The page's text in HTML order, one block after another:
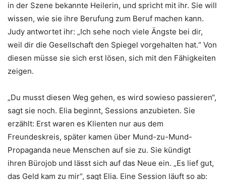
in der Szene bekannte Heilerin, und spricht mit ihr. Sie will
wissen, wie sie ihre Berufung zum Beruf machen kann.
Judy antwortet ihr: „Ich sehe noch viele Ängste bei dir,
weil dir die Gesellschaft den Spiegel vorgehalten hat.“ Von
diesen müsse sie sich erst lösen, sich mit den Fähigkeiten
zeigen.
„Du musst diesen Weg gehen, es wird sowieso passieren“,
sagt sie noch. Elia beginnt, Sessions anzubieten. Sie
erzählt: Erst waren es Klienten nur aus dem
Freundeskreis, später kamen über Mund-zu-Mund-
Propaganda neue Menschen auf sie zu. Sie kündigt
ihren Bürojob und lässt sich auf das Neue ein. „Es lief gut,
das Geld kam zu mir“, sagt Elia. Eine Session läuft so ab: